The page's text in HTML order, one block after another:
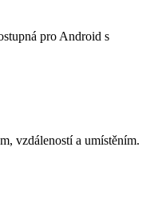
pro Android s
vzdáleností a umístěním.